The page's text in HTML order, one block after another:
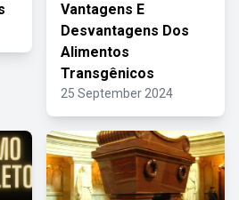
Vantagens E
Desvantagens Dos
Alimentos
Transgênicos
25 September 2024